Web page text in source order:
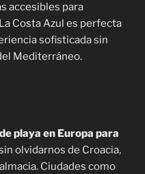
accesibles para
Costa Azul es perfecta
sofisticada sin
Mediterráneo.
playa en Europa para
olvidarnos de Croacia,
Ciudades como